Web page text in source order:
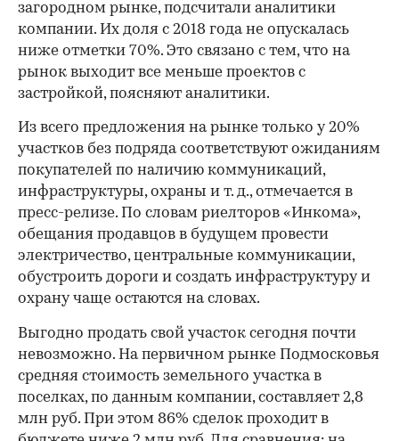
загородном рынке, подсчитали аналитики
компании. Их доля с 2018 года не опускалась
ниже отметки 70%. Это связано с тем, что на
рынок выходит все меньше проектов с
застройкой, поясняют аналитики.
Из всего предложения на рынке только у 20%
участков без подряда соответствуют ожиданиям
покупателей по наличию коммуникаций,
инфраструктуры, охраны и т. д., отмечается в
пресс-релизе. По словам риелторов «Инкома»,
обещания продавцов в будущем провести
электричество, центральные коммуникации,
обустроить дороги и создать инфраструктуру и
охрану чаще остаются на словах.
Выгодно продать свой участок сегодня почти
невозможно. На первичном рынке Подмосковья
средняя стоимость земельного участка в
поселках, по данным компании, составляет 2,8
млн руб. При этом 86% сделок проходит в